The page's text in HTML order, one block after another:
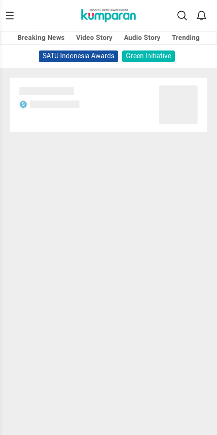
Breaking News Video Story Audio Story
Trending
SATU Indonesia Awards
Green Initiative
S